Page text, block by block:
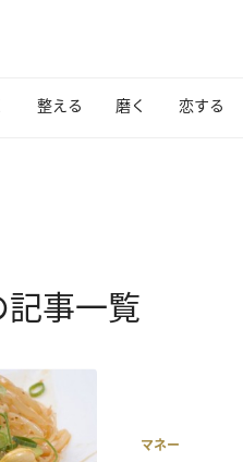
整える 磨く 恋する
記事一覧
マネー